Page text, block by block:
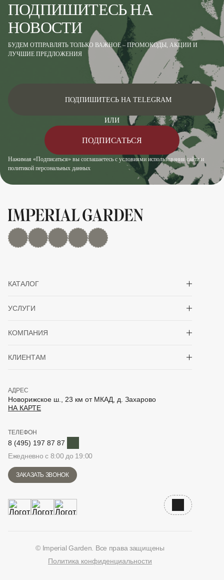
ПОДПИШИТЕСЬ НА
НОВОСТИ
БУДЕМ ОТПРАВЛЯТЬ ТОЛЬКО ВАЖНОЕ – ПРОМОКОДЫ, АКЦИИ И
ЛУЧШИЕ ПРЕДЛОЖЕНИЯ
Нажимая «Подписаться» вы соглашаетесь с условиями использования сайта и
политикой персональных данных
ПОДПИШИТЕСЬ НА TELEGRAM
ИЛИ
ПОДПИСАТЬСЯ
MAX Дзен YouTuberutubeTelegram
КАТАЛОГ
УСЛУГИ
КОМПАНИЯ
КЛИЕНТАМ
АДРЕС
Новорижское ш., 23 км от МКАД, д. Захарово
НА КАРТЕ
ТЕЛЕФОН
8 (495) 197 87 87
Ежедневно с 8:00 до 19:00
ЗАКАЗАТЬ ЗВОНОК
Наверх
© Imperial Garden. Все права защищены
Политика конфиденциальности